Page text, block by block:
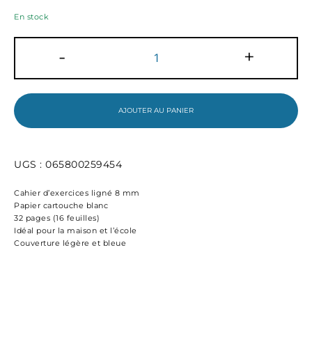
En stock
-
de
Cahier
d'exercices
de
32
+
AJOUTER AU PANIER
UGS : 065800259454
Cahier d’exercices ligné 8 mm
Papier cartouche blanc
32 pages (16 feuilles)
Idéal pour la maison et l’école
Couverture légère et bleue